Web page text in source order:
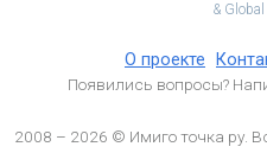
&
О проекте
Появились вопросы?
2008 – 2026 © Имиго точка ру.